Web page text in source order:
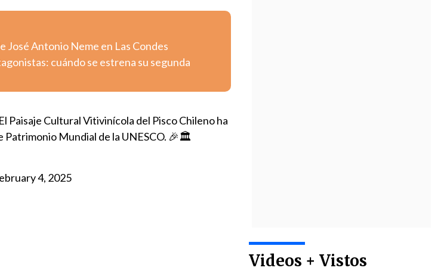
Videos + Vistos
José Antonio Neme en Las Condes
cuándo se estrena su segunda
Cultural Vitivinícola del Pisco Chileno ha
Patrimonio Mundial de la UNESCO. 🎉🏛
4, 2025